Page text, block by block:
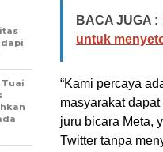
BACA JUGA :
untuk
“Kami percaya
masyarakat
juru bicara Meta,
Twitter tanpa